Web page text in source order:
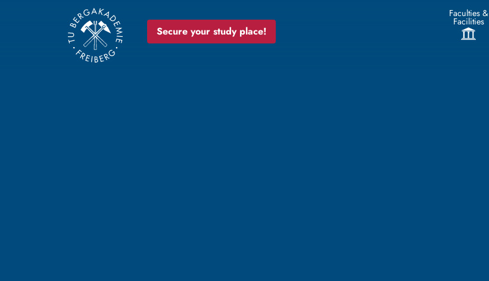
Secure your study place!
Faculties &
Facilities